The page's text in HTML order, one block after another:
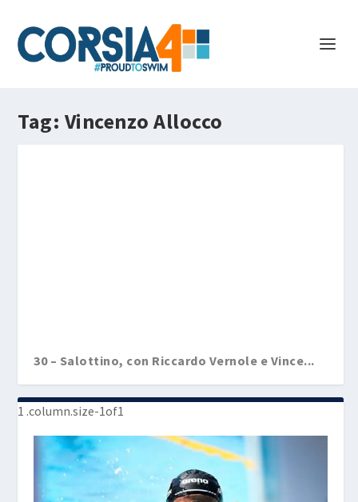
Tag: Vincenzo Allocco
30 – Salottino, con Riccardo Vernole e Vince...